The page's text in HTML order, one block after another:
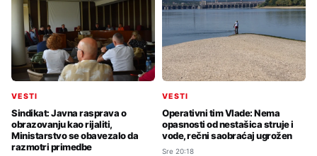
VESTI
Sindikat: Javna rasprava o
obrazovanju kao rijaliti,
Ministarstvo se obavezalo da
razmotri primedbe
VESTI
Operativni tim Vlade: Nema
opasnosti od nestašica struje i
vode, rečni saobraćaj ugrožen
Sre 20:18